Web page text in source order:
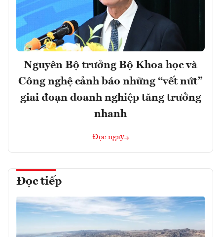
Nguyên Bộ trưởng Bộ Khoa học và
Công nghệ cảnh báo những “vết nứt”
giai đoạn doanh nghiệp tăng trưởng
nhanh
Đọc ngay
Đọc tiếp